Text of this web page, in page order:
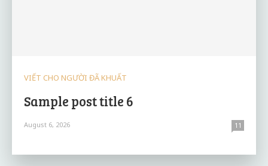
VIẾT CHO NGƯỜI ĐÃ KHUẤT
Sample post title 6
August 6, 2026 11